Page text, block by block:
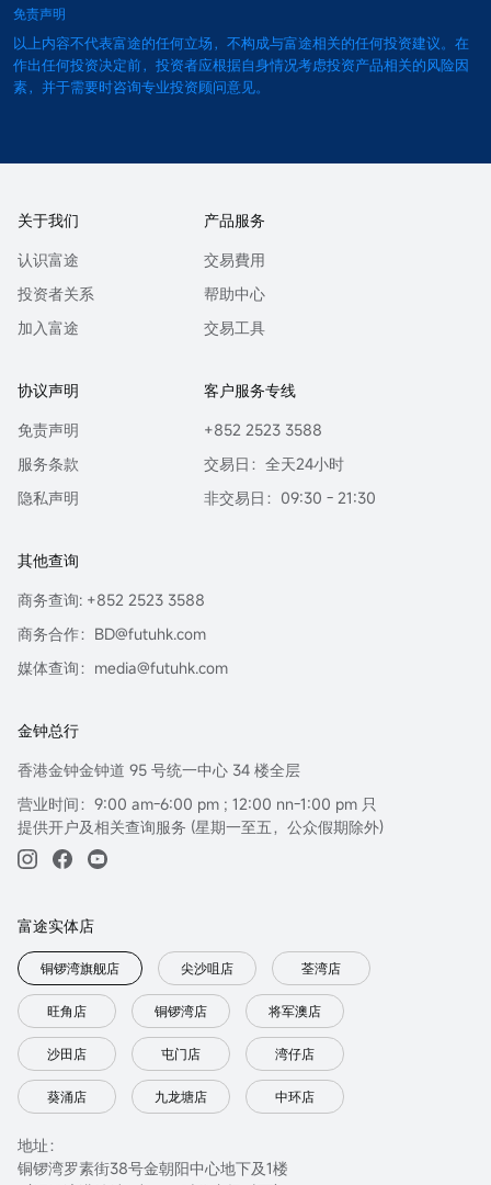
免责声明
以上内容不代表富途的任何立场，不构成与富途相关的任何投资建议。在
作出任何投资决定前，投资者应根据自身情况考虑投资产品相关的风险因
素，并于需要时咨询专业投资顾问意见。
关于我们
认识富途
投资者关系
加入富途
产品服务
交易費用
帮助中心
交易工具
协议声明
免责声明
服务条款
隐私声明
客户服务专线
+852 2523 3588
交易日：全天24小时
非交易日：09:30 - 21:30
其他查询
商务查询: +852 2523 3588
商务合作：BD@futuhk.com
媒体查询：media@futuhk.com
金钟总行
香港金钟金钟道 95 号统一中心 34 楼全层
营业时间：9:00 am-6:00 pm ; 12:00 nn-1:00 pm 只
提供开户及相关查询服务 (星期一至五，公众假期除外)
富途实体店
铜锣湾旗舰店 尖沙咀店 荃湾店
旺角店 铜锣湾店 将军澳店
沙田店 屯门店 湾仔店
葵涌店 九龙塘店 中环店
地址：
铜锣湾罗素街38号金朝阳中心地下及1楼